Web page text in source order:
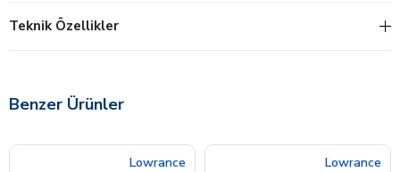
Teknik Özellikler
Benzer Ürünler
Lowrance Lowrance